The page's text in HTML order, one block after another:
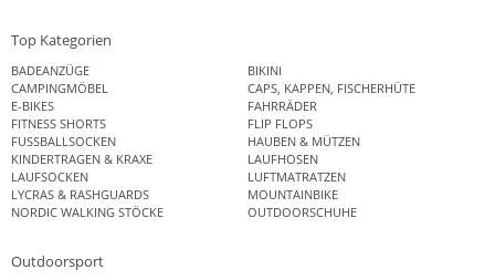
Top Kategorien
BADEANZÜGE
BIKINI
CAMPINGMÖBEL
CAPS, KAPPEN, FISCHERHÜTE
E-BIKES
FAHRRÄDER
FITNESS SHORTS
FLIP FLOPS
FUSSBALLSOCKEN
HAUBEN & MÜTZEN
KINDERTRAGEN & KRAXE
LAUFHOSEN
LAUFSOCKEN
LUFTMATRATZEN
LYCRAS & RASHGUARDS
MOUNTAINBIKE
NORDIC WALKING STÖCKE
OUTDOORSCHUHE
Outdoorsport